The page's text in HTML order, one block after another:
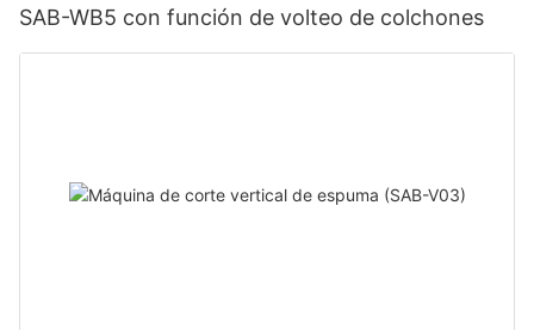
SAB-WB5 con función de volteo de colchones